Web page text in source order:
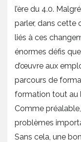
l’ère du 4.0.
parler, dans cette
liés à ces
énormes défis
d’œuvre aux
parcours de
formation tout au
Comme
problèmes
Sans cela, une